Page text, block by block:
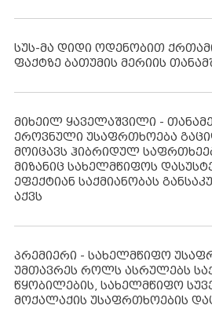
სუს-მა დიდი ოდენობით
ფაქტზე ბათუმის მერიის
მიხეილ ყაველაშვილი -
ეროვნული უსაფრთხოება
მოიცავს ჰიბრიდულ
მიზანიც სახელმწიფოს
ეფექტიან საქმიანობას
აქვს
პრემიერი - სახელმწიფო
უმთავრეს როლს ასრულებს
წყობილების, სახელმწიფო
მოქალაქის უსაფრთხოების